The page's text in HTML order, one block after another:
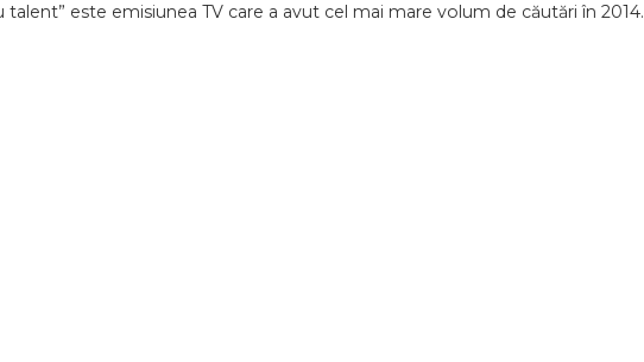
talent” este emisiunea TV care a avut cel mai mare volum de căutări în 2014.